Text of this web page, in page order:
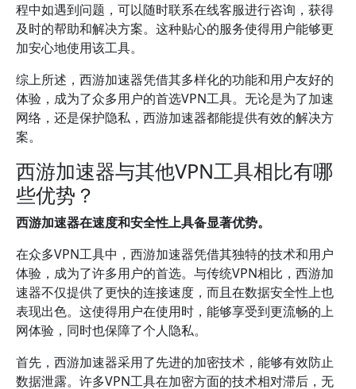
程中如遇到问题，可以随时联系在线客服进行咨询，获得
及时的帮助和解决方案。这种贴心的服务使得用户能够更
加安心地使用该工具。
综上所述，西游加速器凭借其多样化的功能和用户友好的
体验，成为了众多用户的首选VPN工具。无论是为了加速
网络，还是保护隐私，西游加速器都能提供有效的解决方
案。
西游加速器与其他VPN工具相比有哪
些优势？
西游加速器在速度和安全性上具备显著优势。
在众多VPN工具中，西游加速器凭借其独特的技术和用户
体验，成为了许多用户的首选。与传统VPN相比，西游加
速器不仅提供了更快的连接速度，而且在数据安全性上也
表现出色。这使得用户在使用时，能够享受到更流畅的上
网体验，同时也保障了个人隐私。
首先，西游加速器采用了先进的加密技术，能够有效防止
数据泄露。许多VPN工具在加密方面的技术相对滞后，无